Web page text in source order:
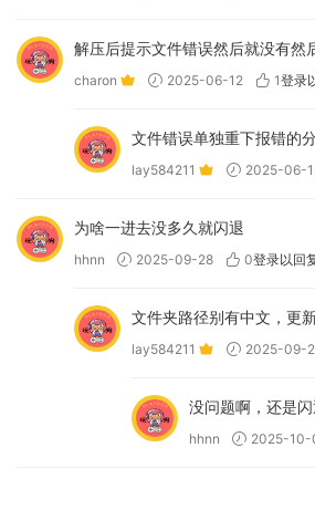
解压后提示文件错误然后就没有然
charon 2025-06-12 1登录
文件错误单独重下报错的
lay584211 2025-06-
为啥一进去没多久就闪退
hhnn 2025-09-28 0登录以回
文件夹路径别有中文，更
lay584211 2025-09-
没问题啊，还是闪
hhnn 2025-10-